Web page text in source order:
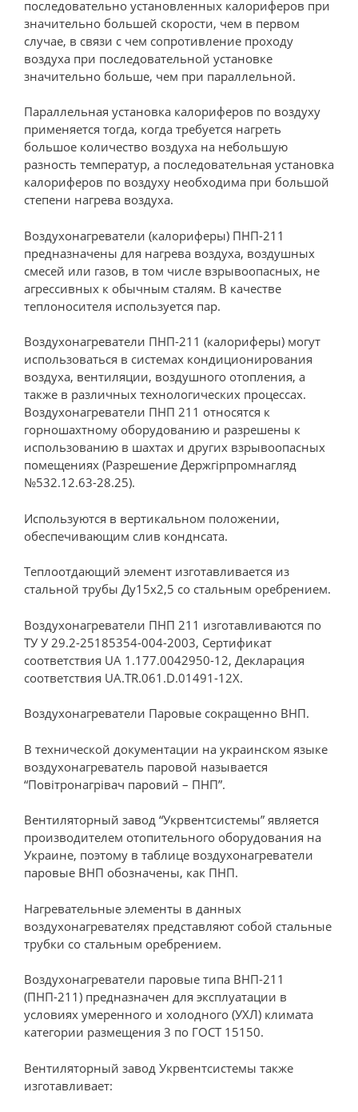
последовательно установ­ленных калориферов при
значительно большей скорости, чем в первом
случае, в связи с чем сопротивление проходу
воздуха при последова­тельной установке
значительно больше, чем при параллельной.
Параллельная установка калориферов по воздуху
применяется тогда, когда требуется нагреть
большое количество воздуха на небольшую
разность температур, а последовательная установка
калориферов по воздуху необходима при большой
степени нагрева воздуха.
Воздухонагреватели (калориферы) ПНП-211
предназначены для нагрева воздуха, воздушных
смесей или газов, в том числе взрывоопасных, не
агрессивных к обычным сталям. В качестве
теплоносителя используется пар.
Воздухонагреватели ПНП-211 (калориферы) могут
использоваться в системах кондиционирования
воздуха, вентиляции, воздушного отопления, а
также в различных технологических процессах.
Воздухонагреватели ПНП 211 относятся к
горношахтному оборудованию и разрешены к
использованию в шахтах и других взрывоопасных
помещениях (Разрешение Держгірпромнагляд
№532.12.63-28.25).
Используются в вертикальном положении,
обеспечивающим слив конднсата.
Теплоотдающий элемент изготавливается из
стальной трубы Ду15х2,5 со стальным оребрением.
Воздухонагреватели ПНП 211 изготавливаются по
ТУ У 29.2-25185354-004-2003, Сертификат
соответствия UA 1.177.0042950-12, Декларация
соответствия UA.TR.061.D.01491-12X.
Воздухонагреватели Паровые сокращенно ВНП.
В технической документации на украинском языке
воздухонагреватель паровой называется
“Повітронагрівач паровий – ПНП”.
Вентиляторный завод “Укрвентсистемы” является
производителем отопительного оборудования на
Украине, поэтому в таблице воздухонагреватели
паровые ВНП обозначены, как ПНП.
Нагревательные элементы в данных
воздухонагревателях представляют собой стальные
трубки со стальным оребрением.
Воздухонагреватели паровые типа ВНП-211
(ПНП-211) предназначен для эксплуатации в
условиях умеренного и холодного (УХЛ) климата
категории размещения 3 по ГОСТ 15150.
Вентиляторный завод Укрвентсистемы также
изготавливает: